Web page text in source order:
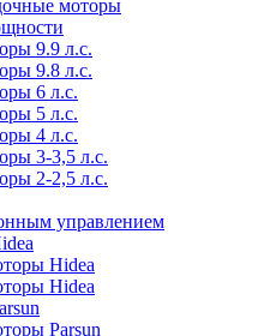
моторы
9.9 л.с.
9.8 л.с.
6 л.с.
5 л.с.
4 л.с.
3-3,5 л.с.
2-2,5 л.с.
управлением
Hidea
Hidea
Parsun